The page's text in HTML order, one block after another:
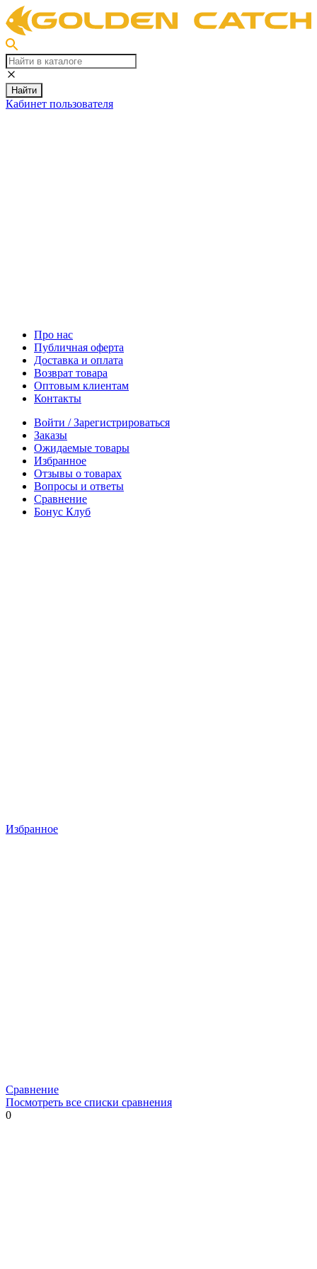
Найти
Кабинет пользователя
Про нас
Публичная оферта
Доставка и оплата
Возврат товара
Оптовым клиентам
Контакты
Войти / Зарегистрироваться
Заказы
Ожидаемые товары
Избранное
Отзывы о товарах
Вопросы и ответы
Сравнение
Бонус Клуб
Избранное
Сравнение
Посмотреть все списки сравнения
0